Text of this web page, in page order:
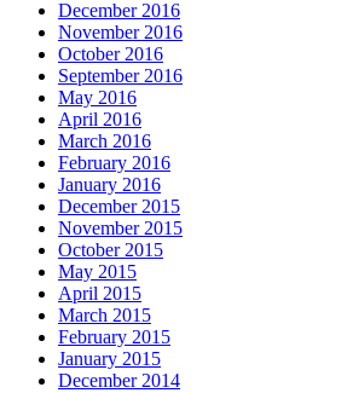
December 2016
November 2016
October 2016
September 2016
May 2016
April 2016
March 2016
February 2016
January 2016
December 2015
November 2015
October 2015
May 2015
April 2015
March 2015
February 2015
January 2015
December 2014